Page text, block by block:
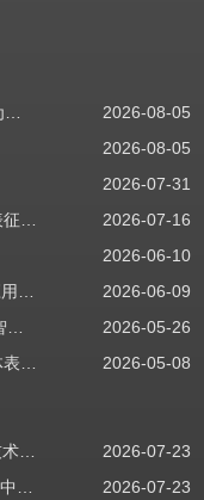
仪器优选 | Sherwood M410火焰光度计，为用户检测提供值得信赖的基准方案
2026-08-05
2026-08-05
2026-07-31
Biolin Theta系列接触角测量 | 如何在表面表征应用中使用接触角：后退角
2026-07-16
2026-06-10
电声法Zeta电位分析仪的基本检测原理及应用场景
2026-06-09
Biolin全自动表面张力仪：解析界面科学的智能之眼
2026-05-26
Biolin Theta系列接触角测量 | 如何计算液体表面张力分量
2026-05-08
邀请函 | 2026（第十二届）全国香料香精技术交流年会
2026-07-23
网络研讨会 | 基于EOF和AOF分析的水基质中PFAS筛查
2026-07-23